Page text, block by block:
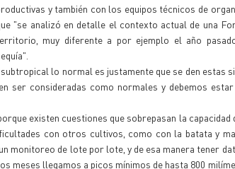
y también con los equipos técnicos de
"se analizó en detalle el contexto actual de una
muy diferente a por ejemplo el año
lo normal es justamente que se den estas
ser consideradas como normales y debemos
existen cuestiones que sobrepasan la
con otros cultivos, como con la batata y
monitoreo de lote por lote, y de esa manera tener
meses llegamos a picos mínimos de hasta 800